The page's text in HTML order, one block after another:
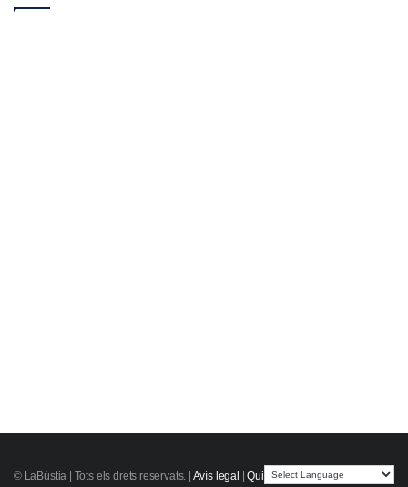
© LaBústia | Tots els drets reservats. Avís legal |Qui